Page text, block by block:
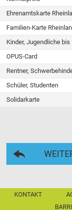
Ehrenamtskarte
Familien-Karte
Kinder, Jugendliche bis
OPUS-Card
Rentner,
Schüler, Studenten
Solidarkarte
KONTAKT